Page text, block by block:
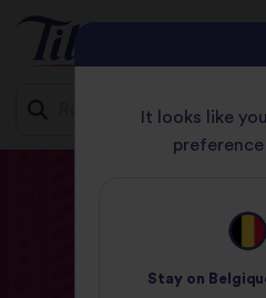
INSPIRATIONS
It looks like
preference
Stay on